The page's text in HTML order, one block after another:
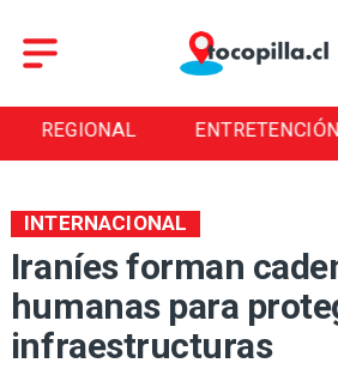
ENTRETENCIÓN
Iraníes forman
humanas para
infraestructuras
INTERNACIONAL